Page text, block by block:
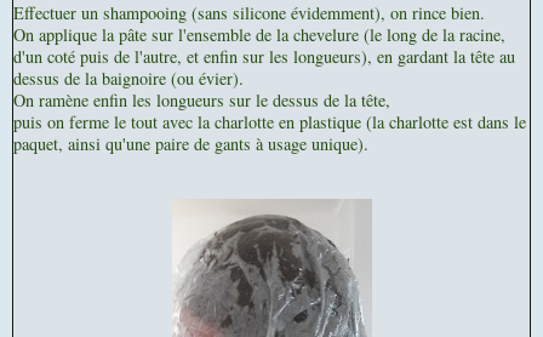
Effectuer un shampooing (sans silicone évidemment), on rince bien.
On applique la pâte sur l'ensemble de la chevelure (le long de la racine,
d'un coté puis de l'autre, et enfin sur les longueurs), en gardant la tête au
dessus de la baignoire (ou évier).
On ramène enfin les longueurs sur le dessus de la tête,
puis on ferme le tout avec la charlotte en plastique (la charlotte est dans le
paquet, ainsi qu'une paire de gants à usage unique).